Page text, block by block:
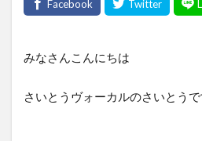
みなさんこんにちは
さいとうヴォーカルのさいとう